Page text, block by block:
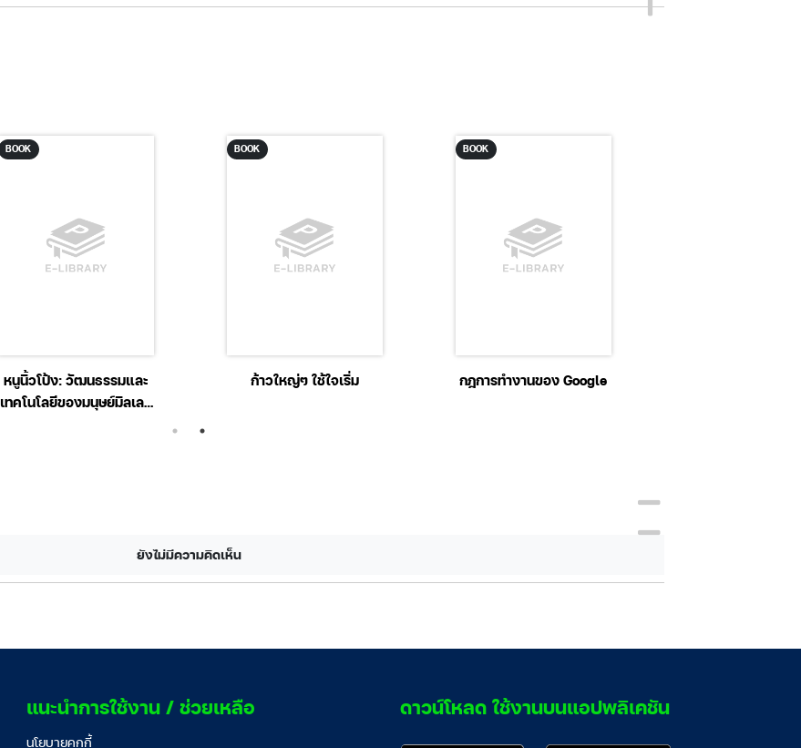
BOOK
หนูนิ้วโป้ง: วัฒนธรรมและ
เทคโนโลยีของมนุษย์มิลเลน
BOOK
ก้าวใหญ่ๆ ใช้ใจเริ่ม
BOOK
กฎการทำงานของ Google
ยังไม่มีความคิดเห็น
แนะนำการใช้งาน / ช่วยเหลือ
นโยบายคุกกี้
ดาวน์โหลด ใช้งานบนแอปพลิเคชัน